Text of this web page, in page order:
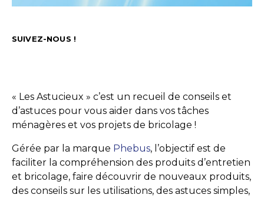
SUIVEZ-NOUS !
« Les Astucieux » c’est un recueil de conseils et
d’astuces pour vous aider dans vos tâches
ménagères et vos projets de bricolage !
Gérée par la marque Phebus, l’objectif est de
faciliter la compréhension des produits d’entretien
et bricolage, faire découvrir de nouveaux produits,
des conseils sur les utilisations, des astuces simples,